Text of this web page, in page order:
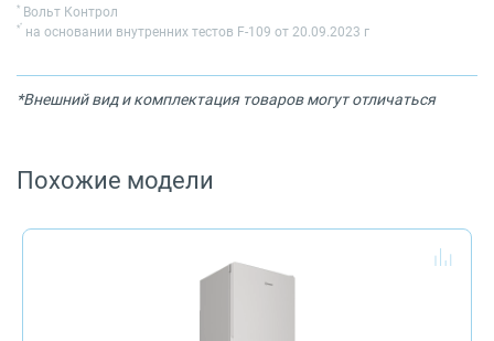
* Вольт Контрол
** на основании внутренних тестов F-109 от 20.09.2023 г
*Внешний вид и комплектация товаров могут отличаться
Похожие модели